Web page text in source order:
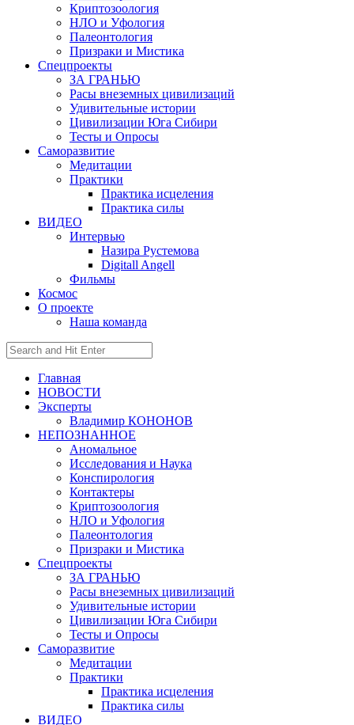
Криптозоология
НЛО и Уфология
Палеонтология
Призраки и Мистика
Спецпроекты
ЗА ГРАНЬЮ
Расы внеземных цивилизаций
Удивительные истории
Цивилизации Юга Сибири
Тесты и Опросы
Саморазвитие
Медитации
Практики
Практика исцеления
Практика силы
ВИДЕО
Интервью
Назира Рустемова
Digitall Angell
Фильмы
Космос
О проекте
Наша команда
Главная
НОВОСТИ
Эксперты
Владимир КОНОНОВ
НЕПОЗНАННОЕ
Аномальное
Исследования и Наука
Конспирология
Контактеры
Криптозоология
НЛО и Уфология
Палеонтология
Призраки и Мистика
Спецпроекты
ЗА ГРАНЬЮ
Расы внеземных цивилизаций
Удивительные истории
Цивилизации Юга Сибири
Тесты и Опросы
Саморазвитие
Медитации
Практики
Практика исцеления
Практика силы
ВИДЕО